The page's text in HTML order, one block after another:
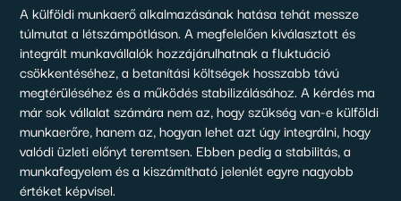
A külföldi munkaerő alkalmazásának hatása tehát messze
túlmutat a létszámpótláson. A megfelelően kiválasztott és
integrált munkavállalók hozzájárulhatnak a fluktuáció
csökkentéséhez, a betanítási költségek hosszabb távú
megtérüléséhez és a működés stabilizálásához. A kérdés ma
már sok vállalat számára nem az, hogy szükség van-e külföldi
munkaerőre, hanem az, hogyan lehet azt úgy integrálni, hogy
valódi üzleti előnyt teremtsen. Ebben pedig a stabilitás, a
munkafegyelem és a kiszámítható jelenlét egyre nagyobb
értéket képvisel.